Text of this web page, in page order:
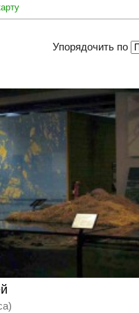
Упорядочить по